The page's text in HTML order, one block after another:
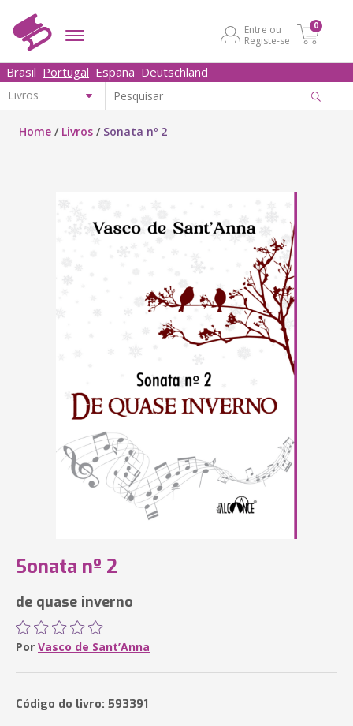
Entre ou
Registe-se
0
Brasil Portugal España Deutschland
Home / Livros / Sonata nº 2
Sonata nº 2
de quase inverno
Por Vasco de Sant’Anna
Código do livro: 593391